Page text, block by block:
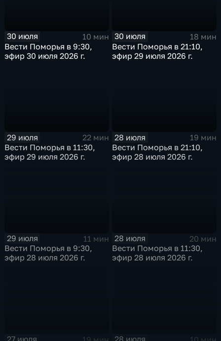
30 июля
10 мин
Вести Поморья в 9:30,
эфир 30 июля 2026 г.
30 июля
18 мин
Вести Поморья в 21:10,
эфир 29 июля 2026 г.
29 июля
22 мин
Вести Поморья в 11:30,
эфир 29 июля 2026 г.
28 июля
19 мин
Вести Поморья в 21:10,
эфир 28 июля 2026 г.
29 июля
11 мин
Вести Поморья в 9:30,
эфир 28 июля 2026 г.
28 июля
20 мин
Вести Поморья в 11:30,
эфир 28 июля 2026 г.